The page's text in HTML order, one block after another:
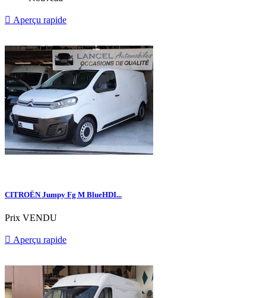
 Aperçu rapide
CITROËN Jumpy Fg M BlueHDI...
Prix VENDU
 Aperçu rapide